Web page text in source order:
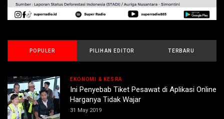
POPULER PILIHAN EDITOR TERBARU
EKONOMI & KESRA
Ini Penyebab Tiket Pesawat di Aplikasi Online
Harganya Tidak Wajar
31 May 2019